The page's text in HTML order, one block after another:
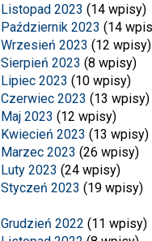
Listopad 2023 (14 wpisy)
Październik 2023 (14
Wrzesień 2023 (12 wpisy)
Sierpień 2023 (8 wpisy)
Lipiec 2023 (10 wpisy)
Czerwiec 2023 (13 wpisy)
Maj 2023 (12 wpisy)
Kwiecień 2023 (13 wpisy)
Marzec 2023 (26 wpisy)
Luty 2023 (24 wpisy)
Styczeń 2023 (19 wpisy)
Grudzień 2022 (11 wpisy)